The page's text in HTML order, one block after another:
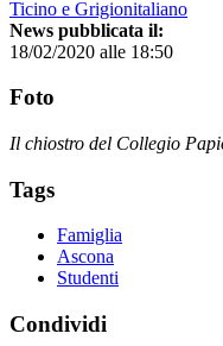
Ticino e Grigionitaliano
News pubblicata il:
18/02/2020 alle 18:50
Foto
Il chiostro del Collegio
Tags
Famiglia
Ascona
Studenti
Condividi